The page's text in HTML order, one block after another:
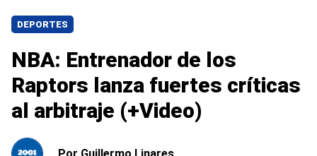
DEPORTES
NBA: Entrenador de los
Raptors lanza fuertes críticas
al arbitraje (+Video)
Por Guillermo Linares